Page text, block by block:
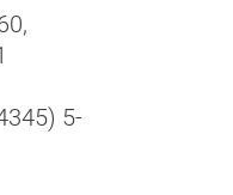
5-